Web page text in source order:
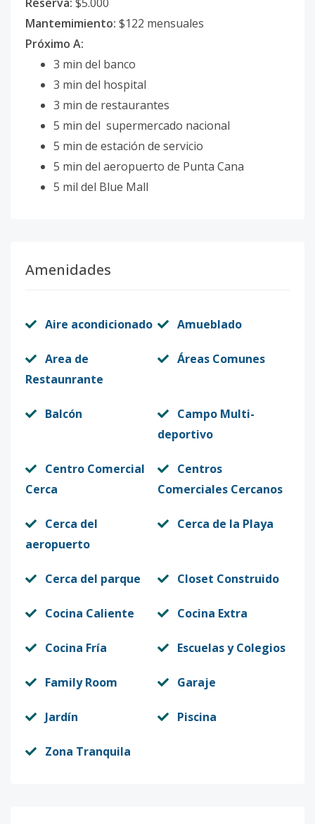
Mantemimiento: $122 mensuales
Próximo A:
3 min del banco
3 min del hospital
3 min de restaurantes
5 min del supermercado nacional
5 min de estación de servicio
5 min del aeropuerto de Punta Cana
5 mil del Blue Mall
Amenidades
Aire acondicionado Amueblado
Area de
Restaunrante
Áreas Comunes
Balcón
Campo Multi-
deportivo
Centro Comercial
Cerca
Centros
Comerciales Cercanos
Cerca del
aeropuerto
Cerca de la Playa
Cerca del parque Closet Construido
Cocina Caliente Cocina Extra
Cocina Fría Escuelas y Colegios
Family Room Garaje
Jardín Piscina
Zona Tranquila